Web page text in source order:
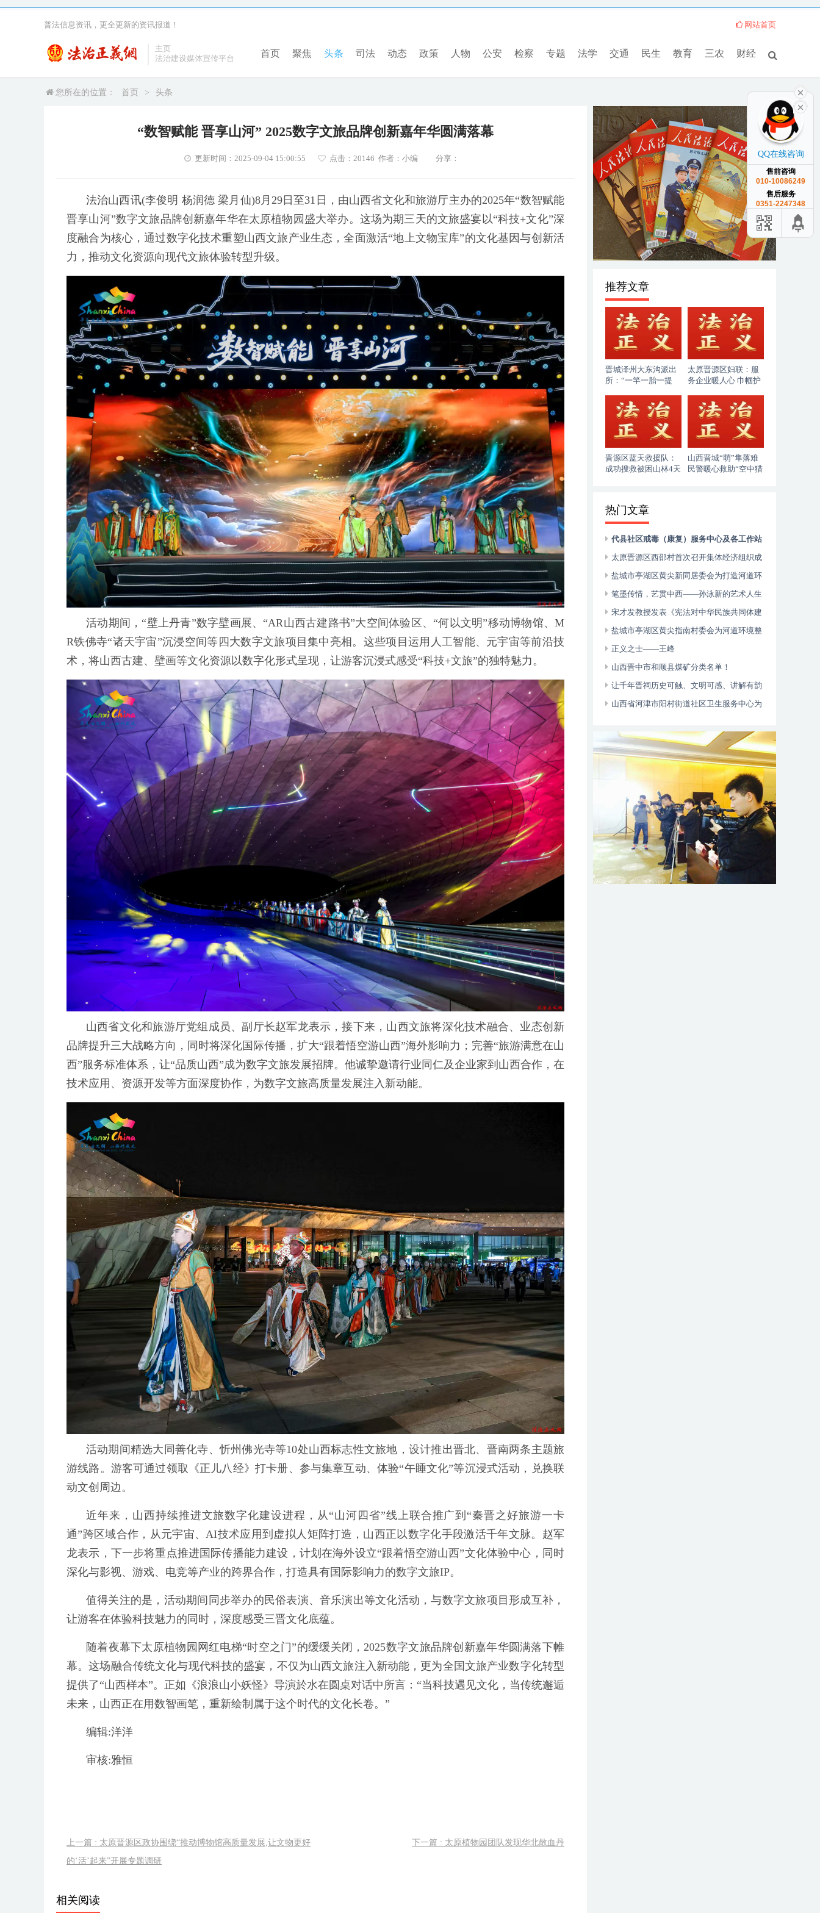
主页
法治建设媒体宣传平台
首页 聚焦 头条 司法 动态 政策 人物 公安 检察 专题 法学 交通 民生 教育 三农 财经
网站首页
普法信息资讯，更全更新的资讯报道！
您所在的位置： 首页 > 头条
“数智赋能 晋享山河” 2025数字文旅品牌创新嘉年华圆满落幕
更新时间：2025-09-04 15:00:55 点击： 20146 作者：小编 分享：
法治山西讯(李俊明 杨润德 梁月仙)8月29日至31日，由山西省文化和旅游厅主办的2025年“数智赋能
晋享山河”数字文旅品牌创新嘉年华在太原植物园盛大举办。这场为期三天的文旅盛宴以“科技+文化”深
度融合为核心，通过数字化技术重塑山西文旅产业生态，全面激活“地上文物宝库”的文化基因与创新活
力，推动文化资源向现代文旅体验转型升级。
活动期间，“壁上丹青”数字壁画展、“AR山西古建路书”大空间体验区、“何以文明”移动博物馆、M
R铁佛寺“诸天宇宙”沉浸空间等四大数字文旅项目集中亮相。这些项目运用人工智能、元宇宙等前沿技
术，将山西古建、壁画等文化资源以数字化形式呈现，让游客沉浸式感受“科技+文旅”的独特魅力。
山西省文化和旅游厅党组成员、副厅长赵军龙表示，接下来，山西文旅将深化技术融合、业态创新
品牌提升三大战略方向，同时将深化国际传播，扩大“跟着悟空游山西”海外影响力；完善“旅游满意在山
西”服务标准体系，让“品质山西”成为数字文旅发展招牌。他诚挚邀请行业同仁及企业家到山西合作，在
技术应用、资源开发等方面深度协作，为数字文旅高质量发展注入新动能。
活动期间精选大同善化寺、忻州佛光寺等10处山西标志性文旅地，设计推出晋北、晋南两条主题旅
游线路。游客可通过领取《正儿八经》打卡册、参与集章互动、体验“午睡文化”等沉浸式活动，兑换联
动文创周边。
近年来，山西持续推进文旅数字化建设进程，从“山河四省”线上联合推广到“秦晋之好旅游一卡
通”跨区域合作，从元宇宙、AI技术应用到虚拟人矩阵打造，山西正以数字化手段激活千年文脉。赵军
龙表示，下一步将重点推进国际传播能力建设，计划在海外设立“跟着悟空游山西”文化体验中心，同时
深化与影视、游戏、电竞等产业的跨界合作，打造具有国际影响力的数字文旅IP。
值得关注的是，活动期间同步举办的民俗表演、音乐演出等文化活动，与数字文旅项目形成互补，
让游客在体验科技魅力的同时，深度感受三晋文化底蕴。
随着夜幕下太原植物园网红电梯“时空之门”的缓缓关闭，2025数字文旅品牌创新嘉年华圆满落下帷
幕。这场融合传统文化与现代科技的盛宴，不仅为山西文旅注入新动能，更为全国文旅产业数字化转型
提供了“山西样本”。正如《浪浪山小妖怪》导演於水在圆桌对话中所言：“当科技遇见文化，当传统邂逅
未来，山西正在用数智画笔，重新绘制属于这个时代的文化长卷。”
编辑:洋洋
审核:雅恒
上一篇 : 太原晋源区政协围绕“推动博物馆高质量发展,让文物更好
的‘活’起来”开展专题调研
下一篇 : 太原植物园团队发现华北散血丹
相关阅读
推荐文章
晋城泽州大东沟派出
所：“一竿一胎一提
溺“安全堤”
太原晋源区妇联：服
务企业暖人心 巾帼护
晋源区蓝天救援队：
成功搜救被困山林4天
山西晋城“萌”隼落难
民警暖心救助“空中猎
热门文章
代县社区戒毒（康复）服务中心及各工作站
多元帮扶显成效
太原晋源区西邵村首次召开集体经济组织成
员大会
盐城市亭湖区黄尖新同居委会为打造河道环
境整治和乡村治理起到了一定的引领作用
笔墨传情，艺贯中西——孙泳新的艺术人生
与卓越成就
宋才发教授发表《宪法对中华民族共同体建
设的价值论析》论文
盐城市亭湖区黄尖指南村委会为河道环境整
治营造了良好的氛围和乡村治理起到了一定的
引领作用
正义之士——王峰
山西晋中市和顺县煤矿分类名单！
让千年晋祠历史可触、文明可感、讲解有韵
山西省河津市阳村街道社区卫生服务中心为
QQ在线咨询
售前咨询
010-10086249
售后服务
0351-2247348